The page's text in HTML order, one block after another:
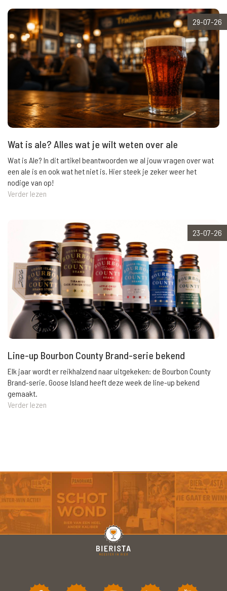
29-07-26
Wat is ale? Alles wat je wilt weten over ale
Wat is Ale? In dit artikel beantwoorden we al jouw vragen over wat
een ale is en ook wat het niet is. Hier steek je zeker weer het
nodige van op!
Verder lezen
23-07-26
Line-up Bourbon County Brand-serie bekend
Elk jaar wordt er reikhalzend naar uitgekeken: de Bourbon County
Brand-serie. Goose Island heeft deze week de line-up bekend
gemaakt.
Verder lezen